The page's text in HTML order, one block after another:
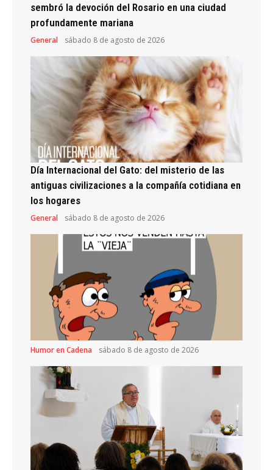
sembró la devoción del Rosario en una ciudad
profundamente mariana
General sábado 8 de agosto de 2026
Día Internacional del Gato: del misterio de las
antiguas civilizaciones a la compañía cotidiana en
los hogares
General sábado 8 de agosto de 2026
Humor en Cadena sábado 8 de agosto de 2026